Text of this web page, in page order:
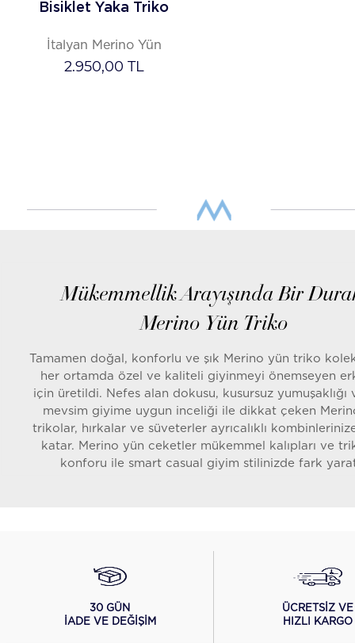
Bisiklet Yaka Triko
İtalyan Merino Yün
2.950,00 TL
Mükemmellik Arayışında Bir
Merino Yün Triko
Tamamen doğal, konforlu ve şık Merino yün triko
her ortamda özel ve kaliteli giyinmeyi önemseyen
için üretildi. Nefes alan dokusu, kusursuz yumuşaklığı
mevsim giyime uygun inceliği ile dikkat çeken
trikolar, hırkalar ve süveterler ayrıcalıklı
katar. Merino yün ceketler mükemmel kalıpları ve
konforu ile smart casual giyim stilinizde fark
Doğallığı sayesinde insan cildine harika uyum
tarzınızı uluslararası standartlarla yansıtın.
30 GÜN
İADE VE DEĞİŞİM
ÜCRETSİZ VE
HIZLI KARGO